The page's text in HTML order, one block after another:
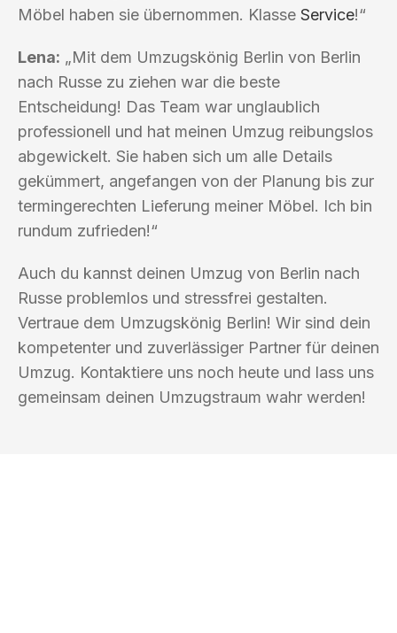
Möbel haben sie übernommen. Klasse Service!“
Lena: „Mit dem Umzugskönig Berlin von Berlin
nach Russe zu ziehen war die beste
Entscheidung! Das Team war unglaublich
professionell und hat meinen Umzug reibungslos
abgewickelt. Sie haben sich um alle Details
gekümmert, angefangen von der Planung bis zur
termingerechten Lieferung meiner Möbel. Ich bin
rundum zufrieden!“
Auch du kannst deinen Umzug von Berlin nach
Russe problemlos und stressfrei gestalten.
Vertraue dem Umzugskönig Berlin! Wir sind dein
kompetenter und zuverlässiger Partner für deinen
Umzug. Kontaktiere uns noch heute und lass uns
gemeinsam deinen Umzugstraum wahr werden!